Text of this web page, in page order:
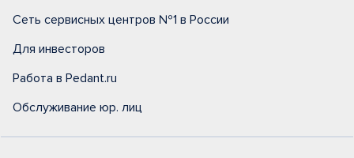
Сеть сервисных центров №1 в России
Для инвесторов
Работа в Pedant.ru
Обслуживание юр. лиц